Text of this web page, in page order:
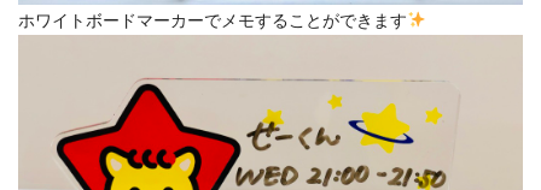
ホワイトボードマーカーでメモすることができます